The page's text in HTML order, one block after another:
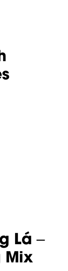
Lá –
Mix